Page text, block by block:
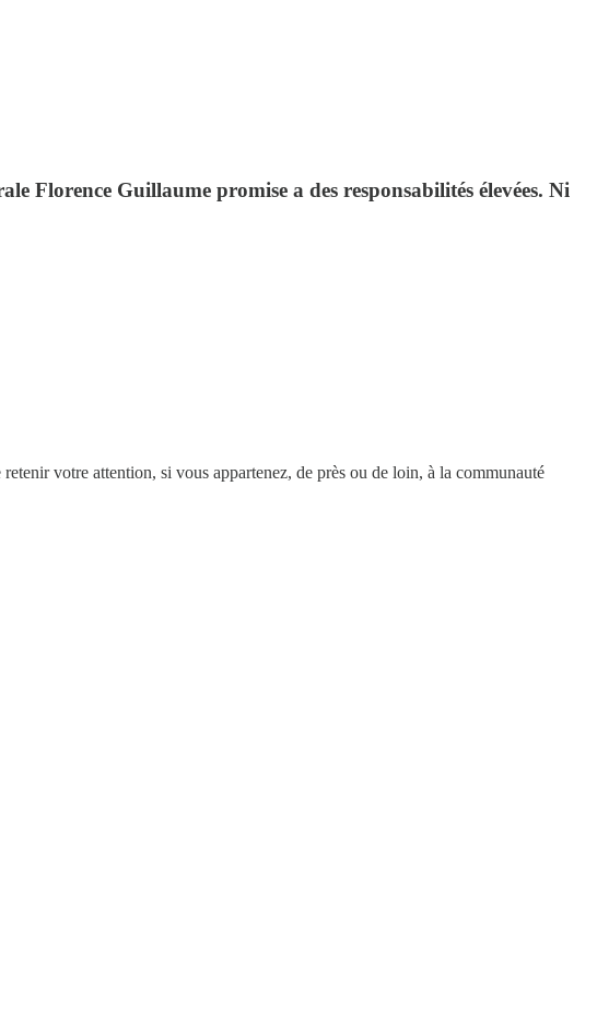
Florence Guillaume promise a des responsabilités élevées. Ni
votre attention, si vous appartenez, de près ou de loin, à la communauté